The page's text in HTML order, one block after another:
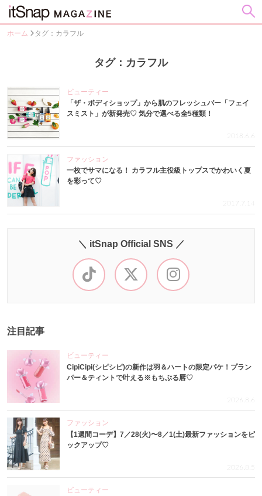
ホーム タグ：カラフル
タグ：カラフル
ビューティー
「ザ・ボディショップ」から肌のフレッシュバー「フェイ
スミスト」が新発売♡ 気分で選べる全5種類！
2018.6.6
ファッション
一枚でサマになる！ カラフル主役級トップスでかわいく夏
を彩って♡
2017.7.14
＼ itSnap Official SNS ／
注目記事
ビューティー
CipiCipi(シピシピ)の新作は羽＆ハートの限定パケ！プラン
パー＆ティントで叶える※もちぷる唇♡
2026.8.6
ファッション
【1週間コーデ】7／28(火)〜8／1(土)最新ファッションをピ
ックアップ♡
2026.8.5
ビューティー